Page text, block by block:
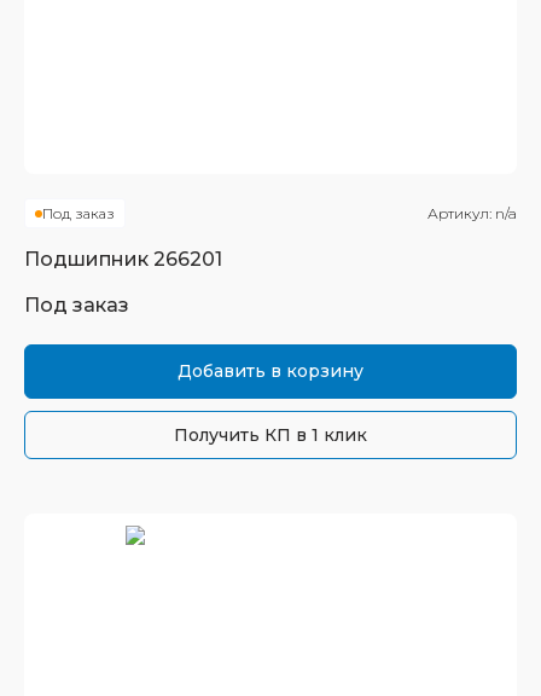
Под заказ Артикул: n/a
Подшипник 266201
Под заказ
Добавить в корзину
Получить КП в 1 клик